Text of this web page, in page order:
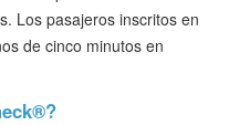
Los pasajeros inscritos en
de cinco minutos en